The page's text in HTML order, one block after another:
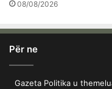
08/08/2026
Për ne
Gazeta Politika u